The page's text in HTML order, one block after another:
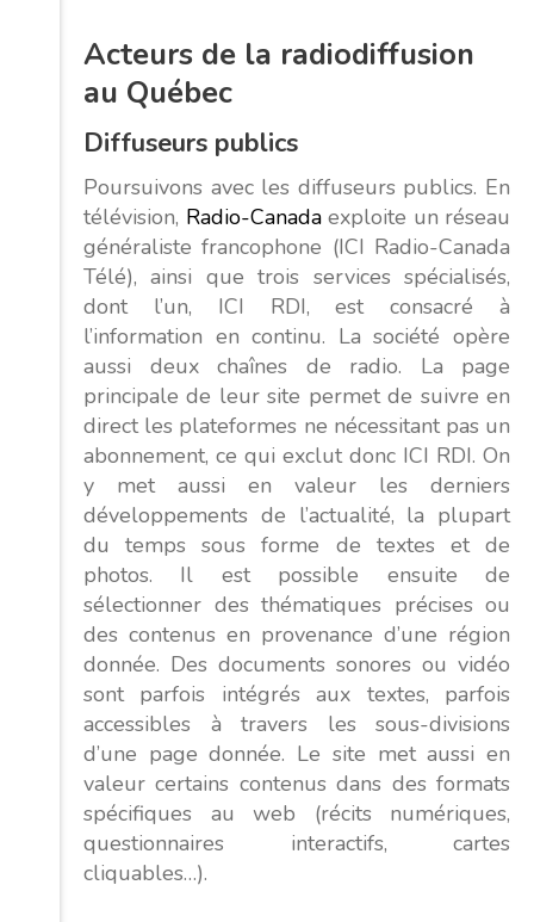
Acteurs de la radiodiffusion
au Québec
Diffuseurs publics
Poursuivons avec les diffuseurs publics. En
télévision, Radio-Canadaexploite un réseau
généraliste francophone (ICI Radio-Canada
Télé), ainsi que trois services spécialisés,
dont l’un, ICI RDI, est consacré à
l’information en continu. La société opère
aussi deux chaînes de radio. La page
principale de leur site permet de suivre en
direct les plateformes ne nécessitant pas un
abonnement, ce qui exclut donc ICI RDI. On
y met aussi en valeur les derniers
développements de l’actualité, la plupart
du temps sous forme de textes et de
photos. Il est possible ensuite de
sélectionner des thématiques précises ou
des contenus en provenance d’une région
donnée. Des documents sonores ou vidéo
sont parfois intégrés aux textes, parfois
accessibles à travers les sous-divisions
d’une page donnée. Le site met aussi en
valeur certains contenus dans des formats
spécifiques au web (récits numériques,
questionnaires interactifs, cartes
cliquables…).